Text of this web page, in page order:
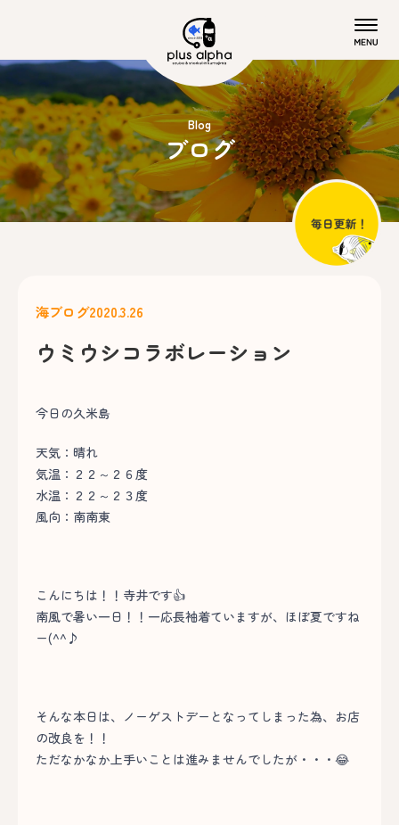
Blog
ブログ
海ブログ2020.3.26
ウミウシコラボレーション
今日の久米島
天気：晴れ
気温：２２～２６度
水温：２２～２３度
風向：南南東
こんにちは！！寺井です👍
南風で暑い一日！！一応長袖着ていますが、ほぼ夏ですね
ー(^^♪
そんな本日は、ノーゲストデーとなってしまった為、お店
の改良を！！
ただなかなか上手いことは進みませんでしたが・・・😂